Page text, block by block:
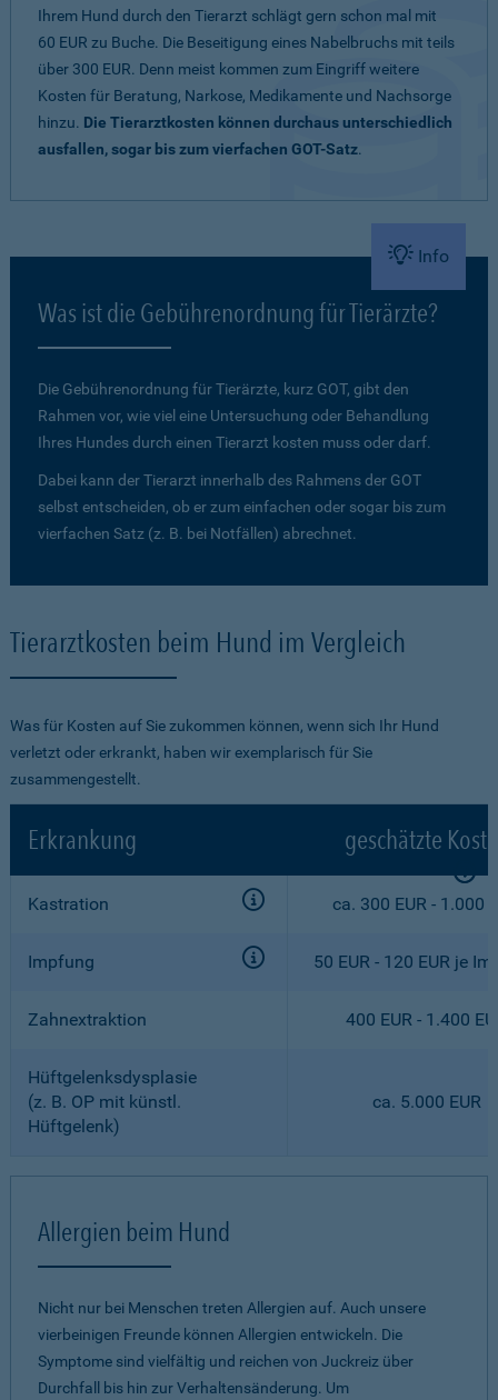
Ihrem Hund durch den Tierarzt schlägt gern schon mal mit
60 EUR zu Buche. Die Beseitigung eines Nabelbruchs mit teils
über 300 EUR. Denn meist kommen zum Eingriff weitere
Kosten für Beratung, Narkose, Medikamente und Nachsorge
hinzu. Die Tierarztkosten können durchaus unterschiedlich
ausfallen, sogar bis zum vierfachen GOT-Satz.
Info
Was ist die Gebührenordnung für Tierärzte?
Die Gebührenordnung für Tierärzte, kurz GOT, gibt den
Rahmen vor, wie viel eine Untersuchung oder Behandlung
Ihres Hundes durch einen Tierarzt kosten muss oder darf.
Dabei kann der Tierarzt innerhalb des Rahmens der GOT
selbst entscheiden, ob er zum einfachen oder sogar bis zum
vierfachen Satz (z. B. bei Notfällen) abrechnet.
Tierarztkosten beim Hund im Vergleich
Was für Kosten auf Sie zukommen können, wenn sich Ihr Hund
verletzt oder erkrankt, haben wir exemplarisch für Sie
zusammengestellt.
Erkrankung geschätzte
Kastration ca. 300 EUR - 1.000
Impfung 50 EUR - 120 EUR je
Zahnextraktion 400 EUR - 1.400
Hüftgelenksdysplasie
(z. B. OP mit künstl.
Hüftgelenk)
ca. 5.000 EUR
Allergien beim Hund
Nicht nur bei Menschen treten Allergien auf. Auch unsere
vierbeinigen Freunde können Allergien entwickeln. Die
Symptome sind vielfältig und reichen von Juckreiz über
Durchfall bis hin zur Verhaltensänderung. Um